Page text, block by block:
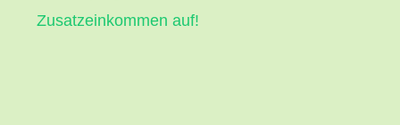
Zusatzeinkommen auf!